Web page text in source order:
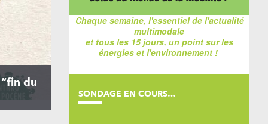
du
Chaque semaine, l'essentiel de l'actualité
multimodale
et tous les 15 jours, un point sur les
énergies et l'environnement !
SONDAGE EN COURS…